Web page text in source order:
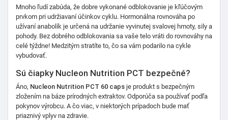
Mnoho ľudí zabúda, že dobre vykonané odblokovanie je kľúčovým
prvkom pri udržiavaní účinkov cyklu. Hormonálna rovnováha po
užívaní anabolík je určená na udržanie vyvinutej svalovej hmoty, sily a
pohody. Bez dobrého odblokovania sa vaše telo vráti do rovnováhy na
celé týždne! Medzitým stratíte to, čo sa vám podarilo na cykle
vybudovať.
Sú čiapky Nucleon Nutrition PCT bezpečné?
Áno, Nucleon Nutrition PCT 60 caps je produkt s bezpečným
zložením na báze prírodných extraktov. Odporúča sa používať podľa
pokynov výrobcu. A čo viac, v niektorých prípadoch bude mať
priaznivý vplyv na zdravie.